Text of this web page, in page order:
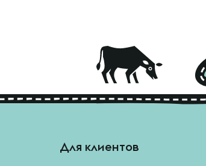
Для клиентов